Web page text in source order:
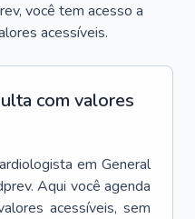
você tem acesso a
acessíveis.
com valores
em General
Aqui você agenda
acessíveis, sem